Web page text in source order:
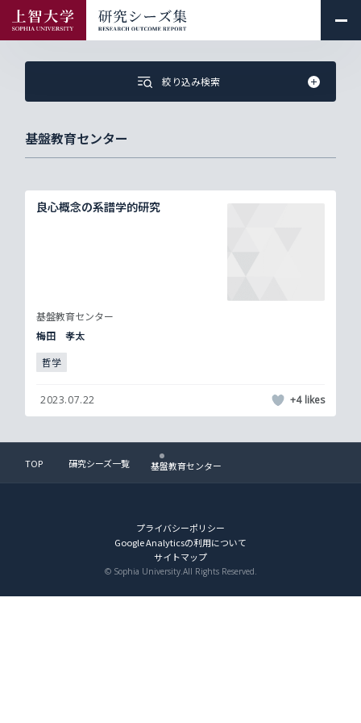
絞り込み検索
基盤教育センター
良心概念の系譜学的研究
基盤教育センター
梅田 孝太
哲学
2023.07.22 +4
TOP 研究シーズ一覧 基盤教育センター
プライバシーポリシー
Google Analyticsの利用について
サイトマップ
© Sophia University.All Rights Reserved.